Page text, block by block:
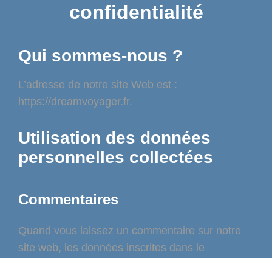
confidentialité
Qui sommes-nous ?
L’adresse de notre site Web est :
https://dreamvoyager.fr.
Utilisation des données
personnelles collectées
Commentaires
Quand vous laissez un commentaire sur notre
site web, les données inscrites dans le